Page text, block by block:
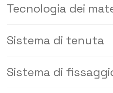
Tecnologia dei
Sistema di tenuta
Sistema di